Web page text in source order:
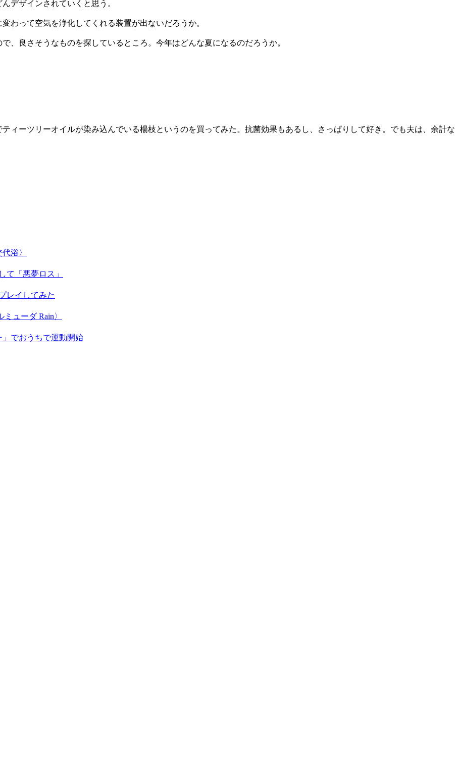
デザインされていくと思う。
わって空気を浄化してくれる装置が出ないだろうか。
、良さそうなものを探しているところ。今年はどんな夏になるのだろうか。
ィーツリーオイルが染み込んでいる楊枝というのを買ってみた。抗菌効果もあるし、さっぱりして好き。でも夫は、余計な
浴〉
て「悪夢ロス」
レイしてみた
ューダ Rain〉
でおうちで運動開始